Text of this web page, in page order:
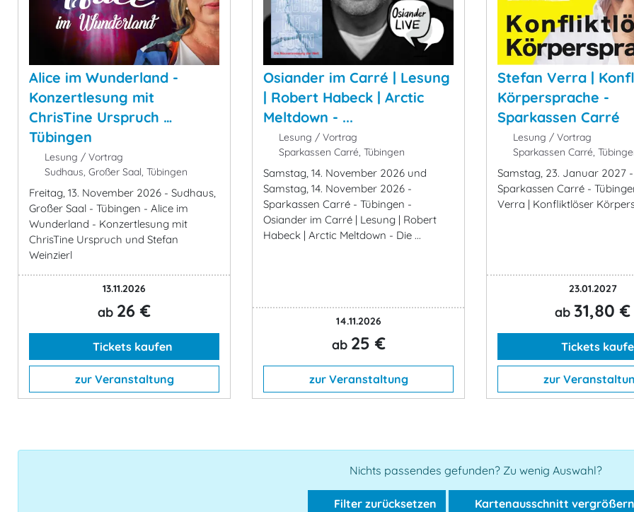
Alice im Wunderland -
Konzertlesung mit
ChrisTine Urspruch …
Tübingen
Lesung / Vortrag
Sudhaus, Großer Saal, Tübingen
Freitag, 13. November 2026 - Sudhaus,
Großer Saal - Tübingen - Alice im
Wunderland - Konzertlesung mit
ChrisTine Urspruch und Stefan
Weinzierl
13.11.2026
ab 26 €
Tickets kaufen
zur Veranstaltung
Osiander im Carré | Lesung
| Robert Habeck | Arctic
Meltdown - ...
Lesung / Vortrag
Sparkassen Carré, Tübingen
Samstag, 14. November 2026 und
Samstag, 14. November 2026 -
Sparkassen Carré - Tübingen -
Osiander im Carré | Lesung | Robert
Habeck | Arctic Meltdown - Die ...
14.11.2026
ab 25 €
zur Veranstaltung
Stefan Verra |
Körpersprache -
Sparkassen Carré
Lesung / Vortrag
Sparkassen Carré,
Samstag, 23. Januar 2027 -
Sparkassen Carré -
Verra | Konfliktlöser
23.01.2027
ab 31,80 €
Tickets
zur
Nichts passendes gefunden? Zu wenig Auswahl?
Filter zurücksetzen Kartenausschnitt vergrößern